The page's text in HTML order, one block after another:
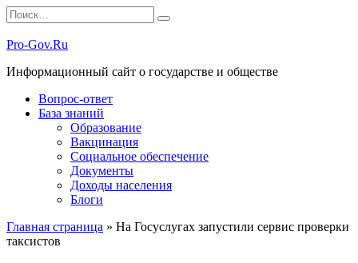
Перейти
к
содержанию
Search
for:
Pro-Gov.Ru
Информационный сайт о государстве и обществе
Вопрос-ответ
База знаний
Образование
Вакцинация
Социальное обеспечение
Документы
Доходы населения
Блоги
Главная страница » На Госуслугах запустили сервис проверки
таксистов